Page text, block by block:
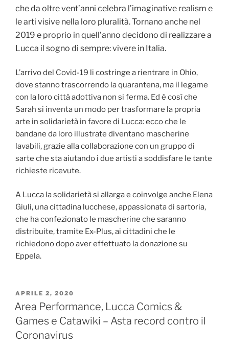
che da oltre vent’anni celebra l’imaginative realism e
le arti visive nella loro pluralità. Tornano anche nel
2019 e proprio in quell’anno decidono di realizzare a
Lucca il sogno di sempre: vivere in Italia.
L’arrivo del Covid-19 li costringe a rientrare in Ohio,
dove stanno trascorrendo la quarantena, ma il legame
con la loro città adottiva non si ferma. Ed è così che
Sarah si inventa un modo per trasformare la propria
arte in solidarietà in favore di Lucca: ecco che le
bandane da loro illustrate diventano mascherine
lavabili, grazie alla collaborazione con un gruppo di
sarte che sta aiutando i due artisti a soddisfare le tante
richieste ricevute.
A Lucca la solidarietà si allarga e coinvolge anche Elena
Giuli, una cittadina lucchese, appassionata di sartoria,
che ha confezionato le mascherine che saranno
distribuite, tramite Ex-Plus, ai cittadini che le
richiedono dopo aver effettuato la donazione su
Eppela.
PUBBLICATO
IL
APRILE 2, 2020
Area Performance, Lucca Comics &
Games e Catawiki – Asta record contro il
Coronavirus